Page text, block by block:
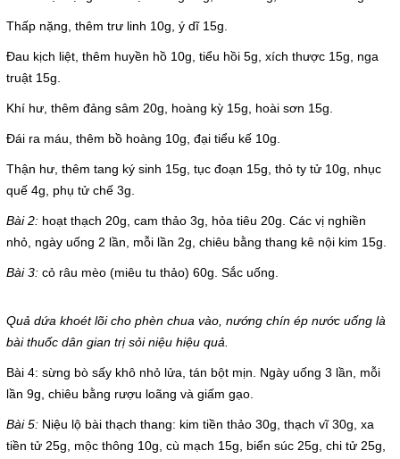
Thấp nặng, thêm trư linh 10g, ý dĩ 15g.
Đau kịch liệt, thêm huyền hồ 10g, tiểu hồi 5g, xích thược 15g, nga
truật 15g.
Khí hư, thêm đảng sâm 20g, hoàng kỳ 15g, hoài sơn 15g.
Đái ra máu, thêm bồ hoàng 10g, đại tiểu kế 10g.
Thận hư, thêm tang ký sinh 15g, tục đoạn 15g, thỏ ty tử 10g, nhục
quế 4g, phụ tử chế 3g.
Bài 2: hoạt thạch 20g, cam thảo 3g, hỏa tiêu 20g. Các vị nghiền
nhỏ, ngày uống 2 lần, mỗi lần 2g, chiêu bằng thang kê nội kim 15g.
Bài 3: cỏ râu mèo (miêu tu thảo) 60g. Sắc uống.
Quả dứa khoét lõi cho phèn chua vào, nướng chín ép nước uống là
bài thuốc dân gian trị sỏi niệu hiệu quả.
Bài 4: sừng bò sấy khô nhỏ lửa, tán bột mịn. Ngày uống 3 lần, mỗi
lần 9g, chiêu bằng rượu loãng và giấm gạo.
Bài 5: Niệu lộ bài thạch thang: kim tiền thảo 30g, thạch vĩ 30g, xa
tiền tử 25g, mộc thông 10g, cù mạch 15g, biển súc 25g, chi tử 25g,
Chuyên khoa
Giá dịch vụ
Đào tạo - Nghiên cứu KH
Lịch làm việc
Thư giãn
Chỉ số bệnh viện
Báo cáo CTQLCSNB